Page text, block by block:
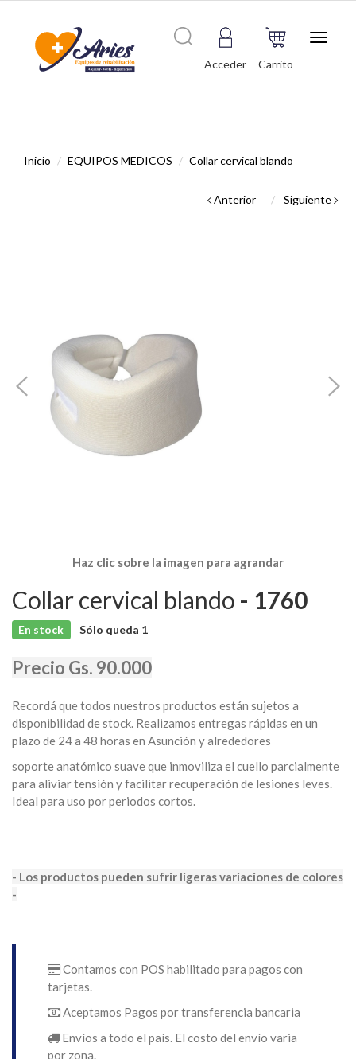
Acceder Carrito
Toggle
Inicio EQUIPOS MEDICOS Collar cervical blando
Anterior Siguiente
Haz clic sobre la imagen para agrandar
Collar cervical blando - 1760
En stock Sólo queda 1
Precio Gs. 90.000
Recordá que todos nuestros productos están sujetos a
disponibilidad de stock. Realizamos entregas rápidas en un
plazo de 24 a 48 horas en Asunción y alrededores
soporte anatómico suave que inmoviliza el cuello parcialmente
para aliviar tensión y facilitar recuperación de lesiones leves.
Ideal para uso por periodos cortos.
- Los productos pueden sufrir ligeras variaciones de colores
-
Contamos con POS habilitado para pagos con
tarjetas.
Aceptamos Pagos por transferencia bancaria
Envíos a todo el país. El costo del envío varia
por zona.